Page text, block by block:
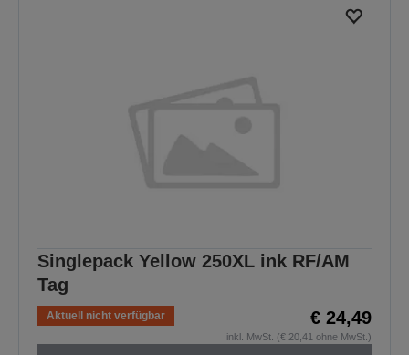
Singlepack Yellow 250XL ink RF/AM
Tag
Aktuell nicht verfügbar € 24,49
inkl. MwSt. (€ 20,41 ohne MwSt.)